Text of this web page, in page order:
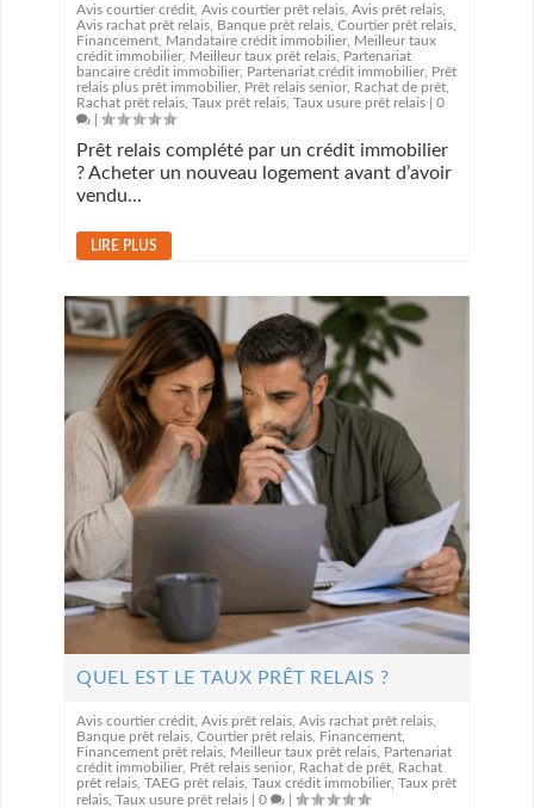
Avis courtier crédit ,Avis courtier prêt relais ,Avis prêt relais
Avis rachat prêt relais Banque prêt relais ,Courtier prêt relais
Financement Mandataire crédit immobilier Meilleur taux
crédit immobilier Meilleur taux prêt relais Partenariat
bancaire crédit immobilier Partenariat crédit immobilier Prêt
relais plus prêt immobilier Prêt relais senior Rachat de prêt
Rachat prêt relais ,Taux prêt relais ,Taux usure prêt relais |0
|
Prêt relais complété par un crédit immobilier
? Acheter un nouveau logement avant d’avoir
vendu...
LIRE PLUS
QUEL EST LE TAUX PRÊT RELAIS ?
Avis courtier crédit ,Avis prêt relais ,Avis rachat prêt relais
Banque prêt relais ,Courtier prêt relais Financement
Financement prêt relais Meilleur taux prêt relais Partenariat
crédit immobilier Prêt relais senior Rachat de prêt Rachat
prêt relais ,TAEG prêt relais ,Taux crédit immobilier ,Taux prêt
relais ,Taux usure prêt relais |0 |